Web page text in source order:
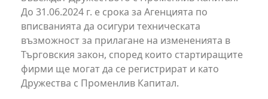
До 31.06.2024 г. е срока за Агенцията по
вписванията да осигури техническата
възможност за прилагане на измененията в
Търговския закон, според които стартиращите
фирми ще могат да се регистрират и като
Дружества с Променлив Капитал.